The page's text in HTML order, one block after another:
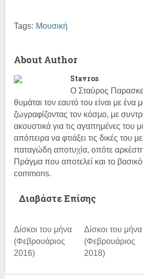
Tags: Μουσική
About Author
Stavros
Ο Σταύρος
θυμάται τον εαυτό του είναι με ένα
ζωγραφίζοντας τον κόσμο, με
ακουστικά για τις αγαπημένες του
απόπειρα να φτιάξει τις δικές του
παταγώδη αποτυχία, οπότε
Πράγμα που αποτελεί και το
commons.
Διαβάστε Επίσης
Δίσκοι του μήνα
(Φεβρουάριος
2016)
Δίσκοι του μήνα
(Φεβρουάριος
2018)